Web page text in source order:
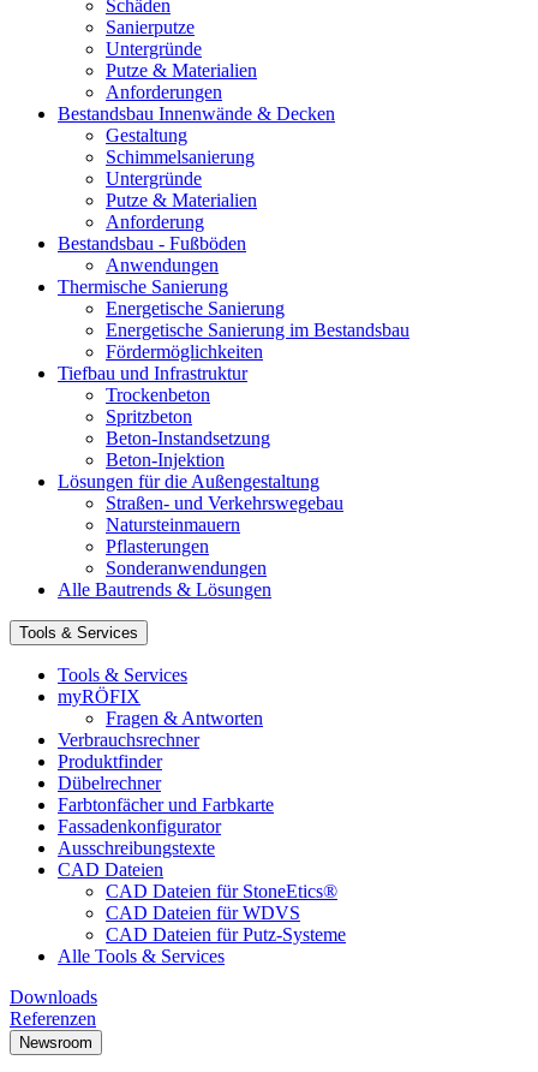
Schäden
Sanierputze
Untergründe
Putze & Materialien
Anforderungen
Bestandsbau Innenwände & Decken
Gestaltung
Schimmelsanierung
Untergründe
Putze & Materialien
Anforderung
Bestandsbau - Fußböden
Anwendungen
Thermische Sanierung
Energetische Sanierung
Energetische Sanierung im Bestandsbau
Fördermöglichkeiten
Tiefbau und Infrastruktur
Trockenbeton
Spritzbeton
Beton-Instandsetzung
Beton-Injektion
Lösungen für die Außengestaltung
Straßen- und Verkehrswegebau
Natursteinmauern
Pflasterungen
Sonderanwendungen
Alle Bautrends & Lösungen
Tools & Services
Tools & Services
myRÖFIX
Fragen & Antworten
Verbrauchsrechner
Produktfinder
Dübelrechner
Farbtonfächer und Farbkarte
Fassadenkonfigurator
Ausschreibungstexte
CAD Dateien
CAD Dateien für StoneEtics®
CAD Dateien für WDVS
CAD Dateien für Putz-Systeme
Alle Tools & Services
Downloads
Referenzen
Newsroom